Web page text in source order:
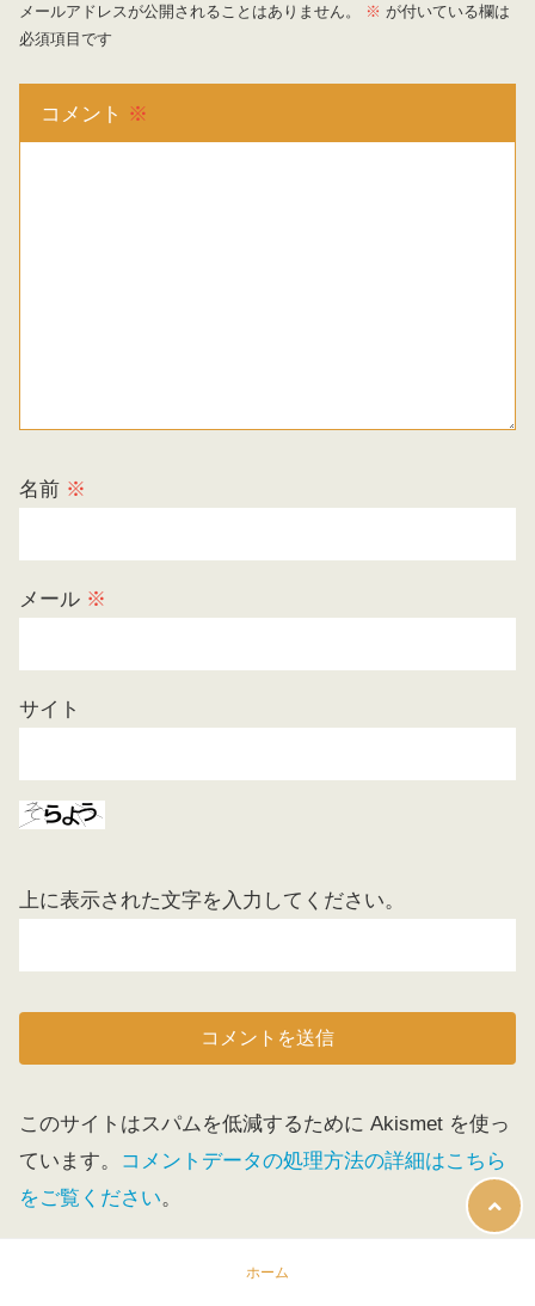
メールアドレスが公開されることはありません。 ※ が付いている欄は
必須項目です
コメント ※
名前 ※
メール ※
サイト
上に表示された文字を入力してください。
このサイトはスパムを低減するために Akismet を使っ
ています。
コメントデータの処理方法の詳細はこちら
をご覧ください。
ホーム